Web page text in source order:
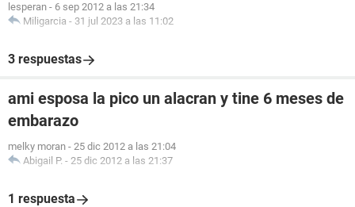
lesperan - 6 sep 2012 a las 21:34
Miligarcia - 31 jul 2023 a las 11:02
3 respuestas
ami esposa la pico un alacran y tine 6 meses de
embarazo
melky moran - 25 dic 2012 a las 21:04
Abigail P. - 25 dic 2012 a las 21:37
1 respuesta